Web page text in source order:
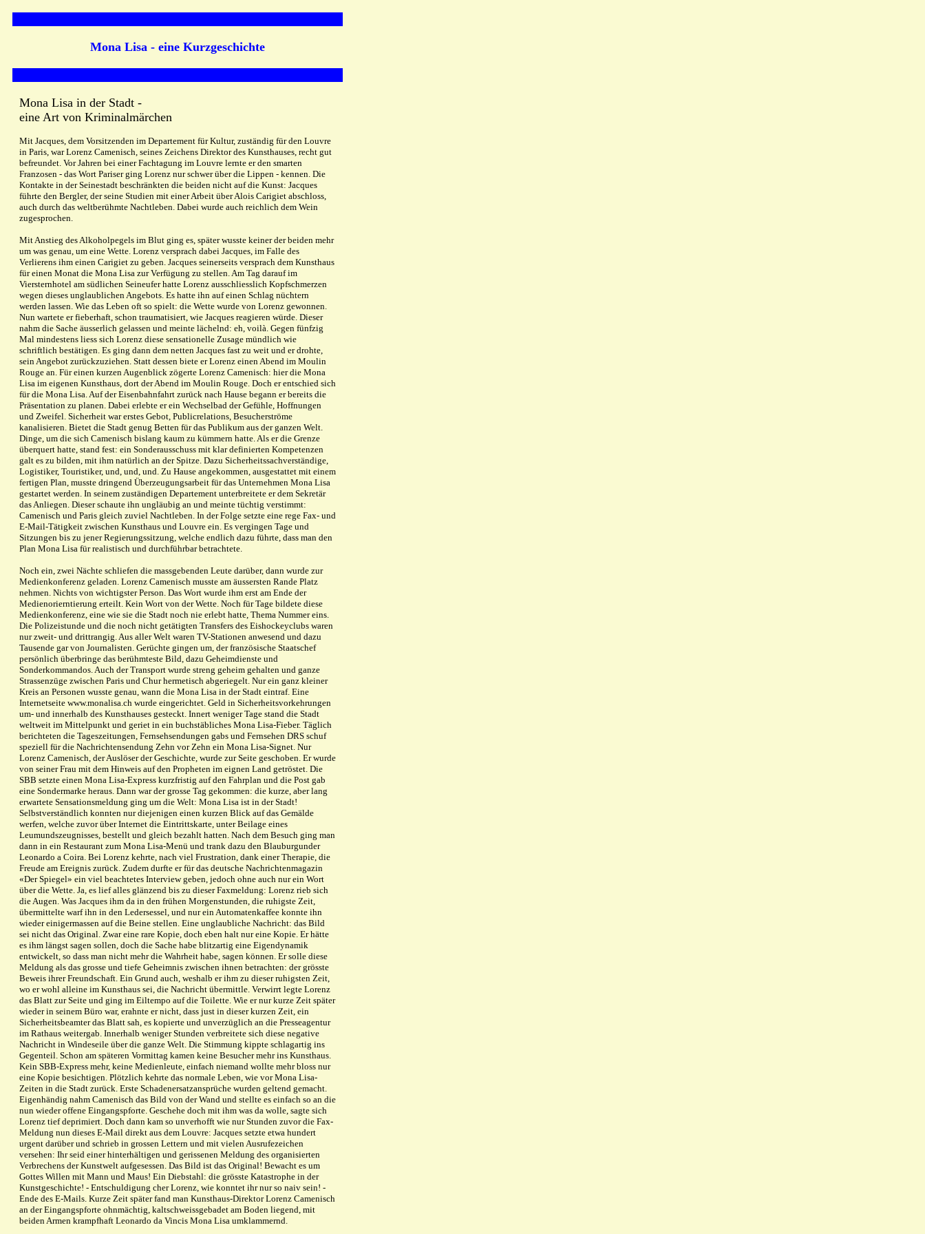
Mona Lisa - eine Kurzgeschichte
Mona Lisa in der Stadt -
eine Art von Kriminalmärchen
Mit Jacques, dem Vorsitzenden im Departement für Kultur, zuständig für den Louvre
in Paris, war Lorenz Camenisch, seines Zeichens Direktor des Kunsthauses, recht gut
befreundet. Vor Jahren bei einer Fachtagung im Louvre lernte er den smarten
Franzosen - das Wort Pariser ging Lorenz nur schwer über die Lippen - kennen. Die
Kontakte in der Seinestadt beschränkten die beiden nicht auf die Kunst: Jacques
führte den Bergler, der seine Studien mit einer Arbeit über Alois Carigiet abschloss,
auch durch das weltberühmte Nachtleben. Dabei wurde auch reichlich dem Wein
zugesprochen.
Mit Anstieg des Alkoholpegels im Blut ging es, später wusste keiner der beiden mehr
um was genau, um eine Wette. Lorenz versprach dabei Jacques, im Falle des
Verlierens ihm einen Carigiet zu geben. Jacques seinerseits versprach dem Kunsthaus
für einen Monat die Mona Lisa zur Verfügung zu stellen. Am Tag darauf im
Viersternhotel am südlichen Seineufer hatte Lorenz ausschliesslich Kopfschmerzen
wegen dieses unglaublichen Angebots. Es hatte ihn auf einen Schlag nüchtern
werden lassen. Wie das Leben oft so spielt: die Wette wurde von Lorenz gewonnen.
Nun wartete er fieberhaft, schon traumatisiert, wie Jacques reagieren würde. Dieser
nahm die Sache äusserlich gelassen und meinte lächelnd: eh, voilà. Gegen fünfzig
Mal mindestens liess sich Lorenz diese sensationelle Zusage mündlich wie
schriftlich bestätigen. Es ging dann dem netten Jacques fast zu weit und er drohte,
sein Angebot zurückzuziehen. Statt dessen biete er Lorenz einen Abend im Moulin
Rouge an. Für einen kurzen Augenblick zögerte Lorenz Camenisch: hier die Mona
Lisa im eigenen Kunsthaus, dort der Abend im Moulin Rouge. Doch er entschied sich
für die Mona Lisa. Auf der Eisenbahnfahrt zurück nach Hause begann er bereits die
Präsentation zu planen. Dabei erlebte er ein Wechselbad der Gefühle, Hoffnungen
und Zweifel. Sicherheit war erstes Gebot, Publicrelations, Besucherströme
kanalisieren. Bietet die Stadt genug Betten für das Publikum aus der ganzen Welt.
Dinge, um die sich Camenisch bislang kaum zu kümmern hatte. Als er die Grenze
überquert hatte, stand fest: ein Sonderausschuss mit klar definierten Kompetenzen
galt es zu bilden, mit ihm natürlich an der Spitze. Dazu Sicherheitssachverständige,
Logistiker, Touristiker, und, und, und. Zu Hause angekommen, ausgestattet mit einem
fertigen Plan, musste dringend Überzeugungsarbeit für das Unternehmen Mona Lisa
gestartet werden. In seinem zuständigen Departement unterbreitete er dem Sekretär
das Anliegen. Dieser schaute ihn ungläubig an und meinte tüchtig verstimmt:
Camenisch und Paris gleich zuviel Nachtleben. In der Folge setzte eine rege Fax- und
E-Mail-Tätigkeit zwischen Kunsthaus und Louvre ein. Es vergingen Tage und
Sitzungen bis zu jener Regierungssitzung, welche endlich dazu führte, dass man den
Plan Mona Lisa für realistisch und durchführbar betrachtete.
Noch ein, zwei Nächte schliefen die massgebenden Leute darüber, dann wurde zur
Medienkonferenz geladen. Lorenz Camenisch musste am äussersten Rande Platz
nehmen. Nichts von wichtigster Person. Das Wort wurde ihm erst am Ende der
Medienorierntierung erteilt. Kein Wort von der Wette. Noch für Tage bildete diese
Medienkonferenz, eine wie sie die Stadt noch nie erlebt hatte, Thema Nummer eins.
Die Polizeistunde und die noch nicht getätigten Transfers des Eishockeyclubs waren
nur zweit- und drittrangig. Aus aller Welt waren TV-Stationen anwesend und dazu
Tausende gar von Journalisten. Gerüchte gingen um, der französische Staatschef
persönlich überbringe das berühmteste Bild, dazu Geheimdienste und
Sonderkommandos. Auch der Transport wurde streng geheim gehalten und ganze
Strassenzüge zwischen Paris und Chur hermetisch abgeriegelt. Nur ein ganz kleiner
Kreis an Personen wusste genau, wann die Mona Lisa in der Stadt eintraf. Eine
Internetseite www.monalisa.ch wurde eingerichtet. Geld in Sicherheitsvorkehrungen
um- und innerhalb des Kunsthauses gesteckt. Innert weniger Tage stand die Stadt
weltweit im Mittelpunkt und geriet in ein buchstäbliches Mona Lisa-Fieber. Täglich
berichteten die Tageszeitungen, Fernsehsendungen gabs und Fernsehen DRS schuf
speziell für die Nachrichtensendung Zehn vor Zehn ein Mona Lisa-Signet. Nur
Lorenz Camenisch, der Auslöser der Geschichte, wurde zur Seite geschoben. Er wurde
von seiner Frau mit dem Hinweis auf den Propheten im eignen Land getröstet. Die
SBB setzte einen Mona Lisa-Express kurzfristig auf den Fahrplan und die Post gab
eine Sondermarke heraus. Dann war der grosse Tag gekommen: die kurze, aber lang
erwartete Sensationsmeldung ging um die Welt: Mona Lisa ist in der Stadt!
Selbstverständlich konnten nur diejenigen einen kurzen Blick auf das Gemälde
werfen, welche zuvor über Internet die Eintrittskarte, unter Beilage eines
Leumundszeugnisses, bestellt und gleich bezahlt hatten. Nach dem Besuch ging man
dann in ein Restaurant zum Mona Lisa-Menü und trank dazu den Blauburgunder
Leonardo a Coira. Bei Lorenz kehrte, nach viel Frustration, dank einer Therapie, die
Freude am Ereignis zurück. Zudem durfte er für das deutsche Nachrichtenmagazin
«Der Spiegel» ein viel beachtetes Interview geben, jedoch ohne auch nur ein Wort
über die Wette. Ja, es lief alles glänzend bis zu dieser Faxmeldung: Lorenz rieb sich
die Augen. Was Jacques ihm da in den frühen Morgenstunden, die ruhigste Zeit,
übermittelte warf ihn in den Ledersessel, und nur ein Automatenkaffee konnte ihn
wieder einigermassen auf die Beine stellen. Eine unglaubliche Nachricht: das Bild
sei nicht das Original. Zwar eine rare Kopie, doch eben halt nur eine Kopie. Er hätte
es ihm längst sagen sollen, doch die Sache habe blitzartig eine Eigendynamik
entwickelt, so dass man nicht mehr die Wahrheit habe, sagen können. Er solle diese
Meldung als das grosse und tiefe Geheimnis zwischen ihnen betrachten: der grösste
Beweis ihrer Freundschaft. Ein Grund auch, weshalb er ihm zu dieser ruhigsten Zeit,
wo er wohl alleine im Kunsthaus sei, die Nachricht übermittle. Verwirrt legte Lorenz
das Blatt zur Seite und ging im Eiltempo auf die Toilette. Wie er nur kurze Zeit später
wieder in seinem Büro war, erahnte er nicht, dass just in dieser kurzen Zeit, ein
Sicherheitsbeamter das Blatt sah, es kopierte und unverzüglich an die Presseagentur
im Rathaus weitergab. Innerhalb weniger Stunden verbreitete sich diese negative
Nachricht in Windeseile über die ganze Welt. Die Stimmung kippte schlagartig ins
Gegenteil. Schon am späteren Vormittag kamen keine Besucher mehr ins Kunsthaus.
Kein SBB-Express mehr, keine Medienleute, einfach niemand wollte mehr bloss nur
eine Kopie besichtigen. Plötzlich kehrte das normale Leben, wie vor Mona Lisa-
Zeiten in die Stadt zurück. Erste Schadenersatzansprüche wurden geltend gemacht.
Eigenhändig nahm Camenisch das Bild von der Wand und stellte es einfach so an die
nun wieder offene Eingangspforte. Geschehe doch mit ihm was da wolle, sagte sich
Lorenz tief deprimiert. Doch dann kam so unverhofft wie nur Stunden zuvor die Fax-
Meldung nun dieses E-Mail direkt aus dem Louvre: Jacques setzte etwa hundert
urgent darüber und schrieb in grossen Lettern und mit vielen Ausrufezeichen
versehen: Ihr seid einer hinterhältigen und gerissenen Meldung des organisierten
Verbrechens der Kunstwelt aufgesessen. Das Bild ist das Original! Bewacht es um
Gottes Willen mit Mann und Maus! Ein Diebstahl: die grösste Katastrophe in der
Kunstgeschichte! - Entschuldigung cher Lorenz, wie konntet ihr nur so naiv sein! -
Ende des E-Mails. Kurze Zeit später fand man Kunsthaus-Direktor Lorenz Camenisch
an der Eingangspforte ohnmächtig, kaltschweissgebadet am Boden liegend, mit
beiden Armen krampfhaft Leonardo da Vincis Mona Lisa umklammernd.